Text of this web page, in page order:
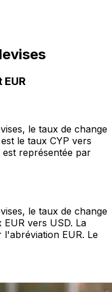
le taux de change
le taux CYP vers
est représentée par
le taux de change
vers USD. La
l'abréviation EUR. Le